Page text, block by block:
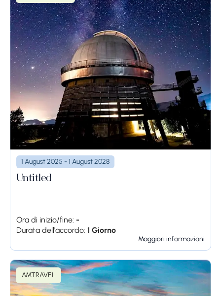
1 August 2025 - 1 August 2028
Untitled
Ora di inizio/fine: -
Durata dell'accordo: 1 Giorno
Maggiori informazioni
AMTRAVEL